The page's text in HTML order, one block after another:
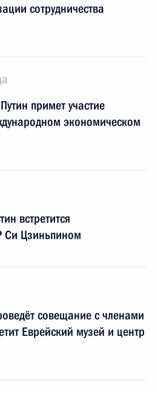
сотрудничества
примет участие
экономическом
встретится
Си Цзиньпином
совещание с членами
Еврейский музей и центр